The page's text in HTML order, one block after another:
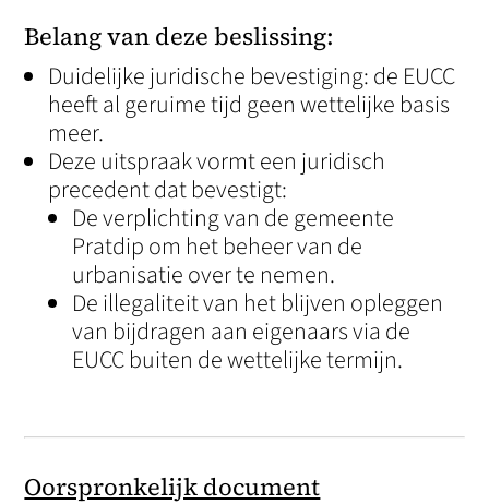
Belang van deze beslissing:
Duidelijke juridische bevestiging: de EUCC
heeft al geruime tijd geen wettelijke basis
meer.
Deze uitspraak vormt een juridisch
precedent dat bevestigt:
De verplichting van de gemeente
Pratdip om het beheer van de
urbanisatie over te nemen.
De illegaliteit van het blijven opleggen
van bijdragen aan eigenaars via de
EUCC buiten de wettelijke termijn.
Oorspronkelijk document